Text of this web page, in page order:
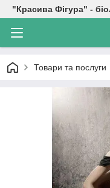
"Красива Фігура" -
Товари та послуги